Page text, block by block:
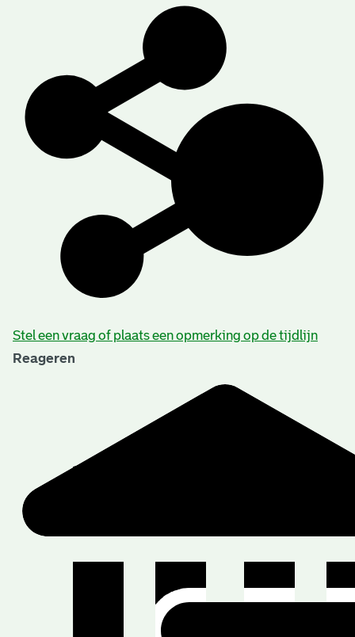
Stel een vraag of plaats een opmerking op de tijdlijn
Reageren